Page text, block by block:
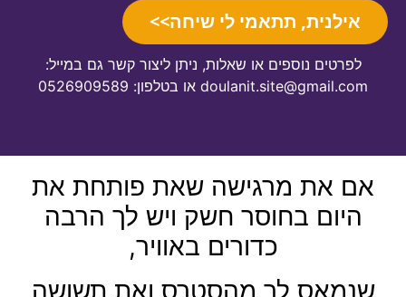
אילנית, תתאמי לי שיחה>>
לפרטים נוספים או שאלות, ניתן ליצור קשר גם במייל:
doulanit.site@gmail.com או בטלפון: 0526909589
אם את מרגישה שאת פותחת את
היום בחוסר חשק ויש לך הרבה
כדורים באוויר,
שנמאס לך מהסטרס ואת תשושה